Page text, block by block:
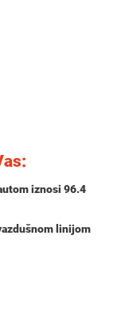
iznosi 96.4
linijom